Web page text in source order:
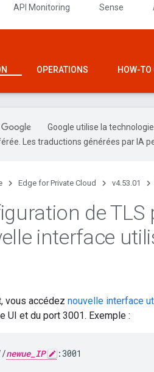
API Monitoring Sense
OPERATIONS HOW-TO
Google utilise la
Les traductions générées par IA
Edge for Private Cloud v4.53.01
de TLS
interface
vous accédez nouvelle interface
UI et du port 3001. Exemple :
newue_IP :3001